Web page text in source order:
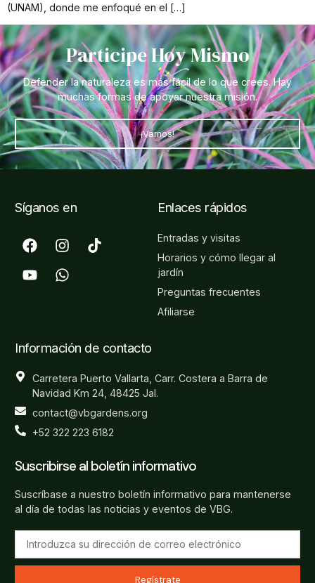
(UNAM), donde me enfoqué en el […]
Participe Hoy Mismo
Defender la naturaleza es más fácil de lo que crees. Hay
muchas formas de apoyar nuestra misión.
¡Vamos!
Síganos en Enlaces rápidos
Entradas y visitas
Horarios y cómo llegar al
jardín
Preguntas frecuentes
Afiliarse
Información de contacto
Carretera Puerto Vallarta, Carr. Costera a Barra de
Navidad Km 24, 48425 Jal.
contact@vbgardens.org
+52 322 223 6182
Suscribirse al boletín informativo
Suscríbase a nuestro boletín informativo para mantenerse
al día de todas las noticias y eventos de VBG.
Regístrate